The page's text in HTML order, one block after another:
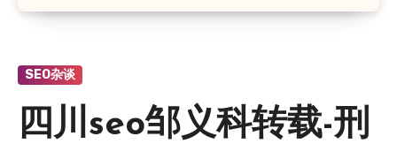
SEO杂谈
四川seo邹义科转载-刑